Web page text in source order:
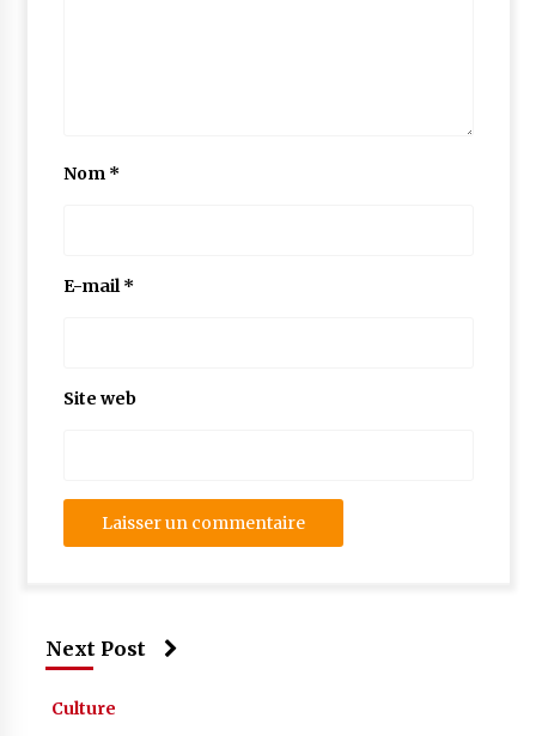
Nom *
E-mail*
Site web
Next Post
Culture